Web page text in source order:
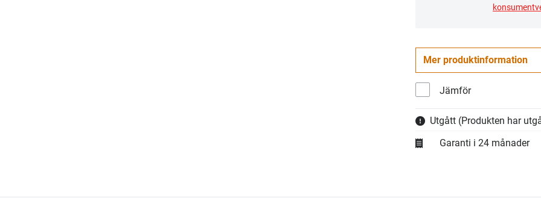
Mer produktinformation
Jämför
Utgått (Produkten har
Garanti i 24 månader